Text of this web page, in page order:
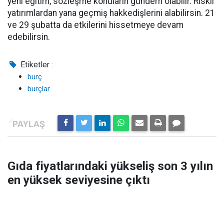
yatırımlardan yana geçmiş hakkedişlerini alabilirsin. 21
ve 29 şubatta da etkilerini hissetmeye devam
edebilirsin.
Etiketler :
burç
burçlar
Gıda fiyatlarındaki yükseliş son 3 yılın
en yüksek seviyesine çıktı